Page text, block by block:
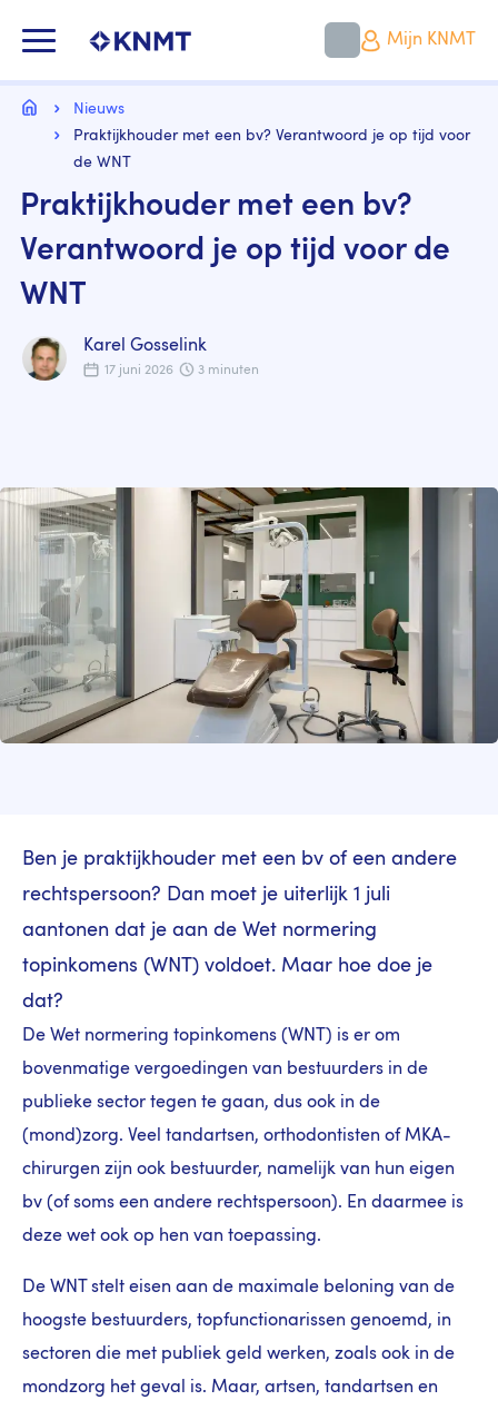
naar
gaan
Mijn KNMT
Kruimelpad
HomeNieuws
Praktijkhouder met een bv? Verantwoord je op tijd voor
de WNT
Praktijkhouder met een bv?
Verantwoord je op tijd voor de
WNT
Karel Gosselink
17 juni 2026 3 minuten
Image
Ben je praktijkhouder met een bv of een andere
rechtspersoon? Dan moet je uiterlijk 1 juli
aantonen dat je aan de Wet normering
topinkomens (WNT) voldoet. Maar hoe doe je
dat?
De Wet normering topinkomens (WNT) is er om
bovenmatige vergoedingen van bestuurders in de
publieke sector tegen te gaan, dus ook in de
(mond)zorg. Veel tandartsen, orthodontisten of MKA-
chirurgen zijn ook bestuurder, namelijk van hun eigen
bv (of soms een andere rechtspersoon). En daarmee is
deze wet ook op hen van toepassing.
De WNT stelt eisen aan de maximale beloning van de
hoogste bestuurders, topfunctionarissen genoemd, in
sectoren die met publiek geld werken, zoals ook in de
mondzorg het geval is. Maar, artsen, tandartsen en